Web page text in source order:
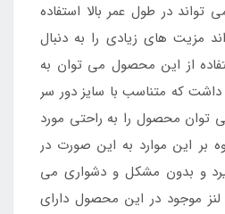
در طول عمر بالا استفاده
مزیت های زیادی را به دنبال
از این محصول می توان به
داشت که متناسب با سایز دور سر
توان محصول را به راحتی مورد
بر این موارد به این صورت در
و بدون مشکل و دشواری می
لنز موجود در این محصول دارای